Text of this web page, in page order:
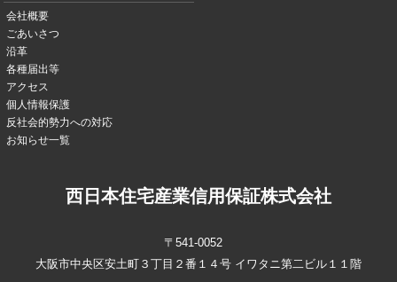
会社概要
ごあいさつ
沿革
各種届出等
アクセス
個人情報保護
反社会的勢力への対応
お知らせ一覧
西日本住宅産業信用保証株式会社
〒541-0052
大阪市中央区安土町３丁目２番１４号 イワタニ第二ビル１１階